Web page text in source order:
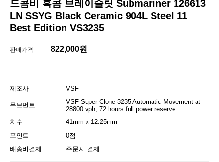
드콤비 흑콤 브레이슬릿 Submariner 126613
LN SSYG Black Ceramic 904L Steel 11
Best Edition VS3235
판매가격 822,000원
제조사 VSF
무브먼트
VSF Super Clone 3235 Automatic Movement at
28800 vph, 72 hours full power reserve
치수
41mm x 12.25mm
포인트
0점
배송비결제
주문시 결제